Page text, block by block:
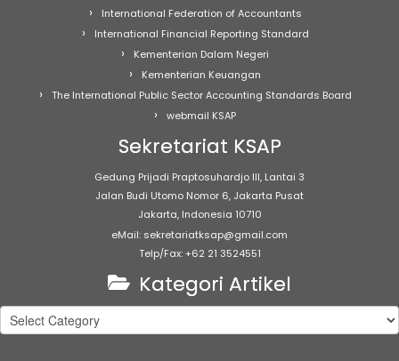
International Federation of Accountants
International Financial Reporting Standard
Kementerian Dalam Negeri
Kementerian Keuangan
The International Public Sector Accounting Standards Board
webmail KSAP
Sekretariat KSAP
Gedung Prijadi Praptosuhardjo III, Lantai 3
Jalan Budi Utomo Nomor 6, Jakarta Pusat
Jakarta, Indonesia 10710
eMail: sekretariatksap@gmail.com
Telp/Fax: +62 21 3524551
Kategori Artikel
Kategori
Artikel